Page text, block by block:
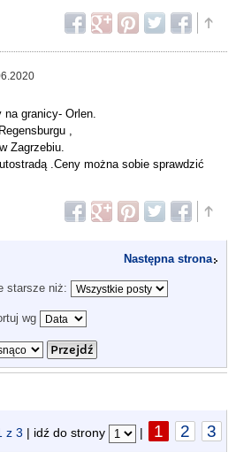
granicy- Orlen.
,
Zagrzebiu.
.Ceny można sobie sprawdzić
Następna strona
starsze niż:
wg
z 3 | idź do strony | 1 2 3